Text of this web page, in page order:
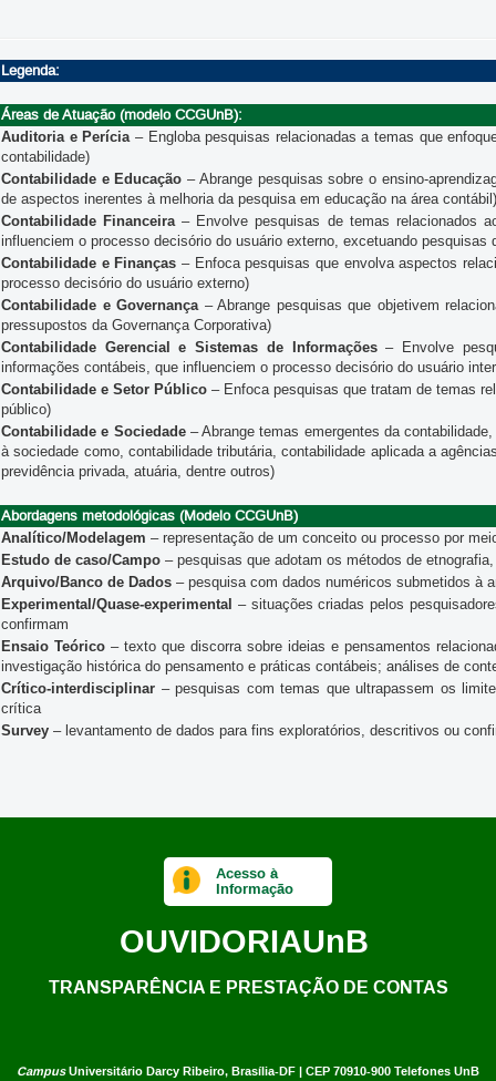
Legenda:
Áreas de Atuação (modelo CCGUnB):
Auditoria e Perícia – Engloba pesquisas relacionadas a temas que
contabilidade)
Contabilidade e Educação – Abrange pesquisas sobre o ensino-
de aspectos inerentes à melhoria da pesquisa em educação na área contábil)
Contabilidade Financeira – Envolve pesquisas de temas relacionados
influenciem o processo decisório do usuário externo, excetuando
Contabilidade e Finanças – Enfoca pesquisas que envolva aspectos
processo decisório do usuário externo)
Contabilidade e Governança – Abrange pesquisas que objetivem
pressupostos da Governança Corporativa)
Contabilidade Gerencial e Sistemas de Informações– Envolve
informações contábeis, que influenciem o processo decisório do usuário
Contabilidade e Setor Público – Enfoca pesquisas que tratam de temas
público)
Contabilidade e Sociedade– Abrange temas emergentes da
à sociedade como, contabilidade tributária, contabilidade aplicada a
previdência privada, atuária, dentre outros)
Abordagens metodológicas (Modelo CCGUnB)
Analítico/Modelagem – representação de um conceito ou processo por
Estudo de caso/Campo – pesquisas que adotam os métodos de
Arquivo/Banco de Dados – pesquisa com dados numéricos submetidos à
Experimental/Quase-experimental – situações criadas pelos
confirmam
Ensaio Teórico– texto que discorra sobre ideias e pensamentos
investigação histórica do pensamento e práticas contábeis; análises de
Crítico-interdisciplinar – pesquisas com temas que ultrapassem os
crítica
Survey – levantamento de dados para fins exploratórios, descritivos ou
CampusUniversitário Darcy Ribeiro, Brasília-DF | CEP 70910-900 Telefones UnB
Acesso à
Informação
OUVIDORIAUnB
TRANSPARÊNCIA E PRESTAÇÃO DE CONTAS